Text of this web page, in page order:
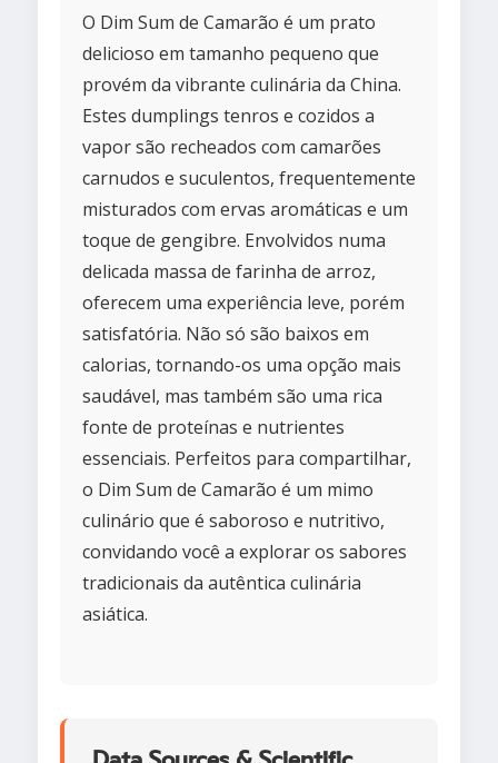
O Dim Sum de Camarão é um prato
delicioso em tamanho pequeno que
provém da vibrante culinária da China.
Estes dumplings tenros e cozidos a
vapor são recheados com camarões
carnudos e suculentos, frequentemente
misturados com ervas aromáticas e um
toque de gengibre. Envolvidos numa
delicada massa de farinha de arroz,
oferecem uma experiência leve, porém
satisfatória. Não só são baixos em
calorias, tornando-os uma opção mais
saudável, mas também são uma rica
fonte de proteínas e nutrientes
essenciais. Perfeitos para compartilhar,
o Dim Sum de Camarão é um mimo
culinário que é saboroso e nutritivo,
convidando você a explorar os sabores
tradicionais da autêntica culinária
asiática.